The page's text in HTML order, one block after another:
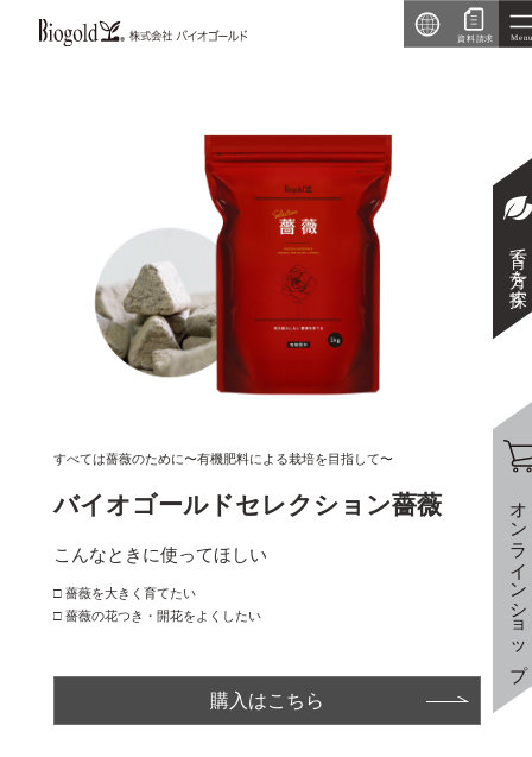
育て方を探す
オンラインショップ
すべては薔薇のために〜有機肥料による栽培を目指して〜
バイオゴールドセレクション薔薇
こんなときに使ってほしい
□ 薔薇を大きく育てたい
□ 薔薇の花つき・開花をよくしたい
購入はこちら